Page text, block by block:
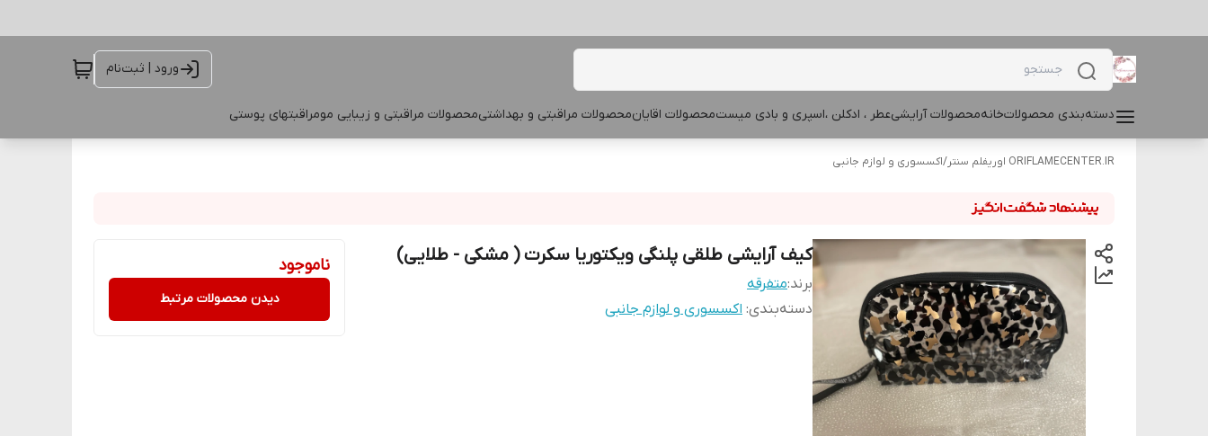
ورود | ثبت‌نام
دسته‌بندی محصولاتخانهمحصولات آرایشیعطر ، ادکلن ،اسپری و بادی میستمحصولات اقایانمحصولات مراقبتی و بهداشتیمحصولات مراقبتی و زیبایی مومراقبتهای پوستی
ORIFLAMECENTER.IR اوریفلم سنتر /اکسسوری و لوازم جانبی
کیف آرایشی طلقی پلنگی ویکتوریا سکرت ( مشکی - طلایی)
برند:متفرقه
دسته‌بندی: اکسسوری و لوازم جانبی
ناموجود
دیدن محصولات مرتبط